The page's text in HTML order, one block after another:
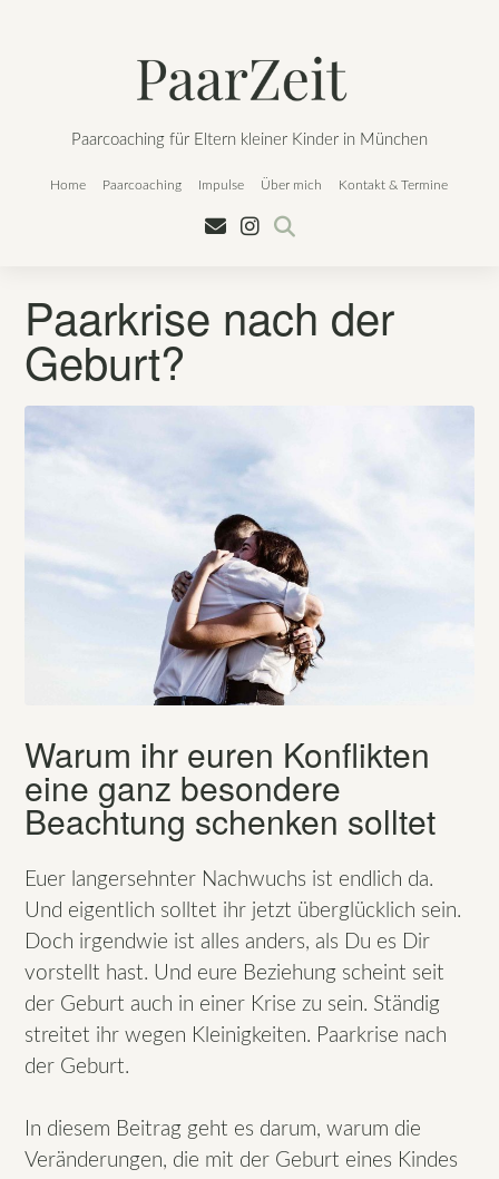
Paarcoaching für Eltern kleiner Kinder in München
Home Paarcoaching Impulse Über mich Kontakt & Termine
Paarkrise nach der
Geburt?
Warum ihr euren Konflikten
eine ganz besondere
Beachtung schenken solltet
Euer langersehnter Nachwuchs ist endlich da.
Und eigentlich solltet ihr jetzt überglücklich sein.
Doch irgendwie ist alles anders, als Du es Dir
vorstellt hast. Und eure Beziehung scheint seit
der Geburt auch in einer Krise zu sein. Ständig
streitet ihr wegen Kleinigkeiten. Paarkrise nach
der Geburt.
In diesem Beitrag geht es darum, warum die
Veränderungen, die mit der Geburt eines Kindes